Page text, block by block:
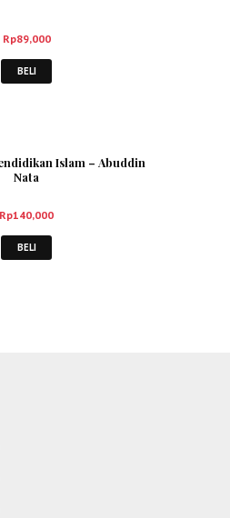
Rp89,000
BELI
Islam – Abuddin
Nata
Rp140,000
BELI